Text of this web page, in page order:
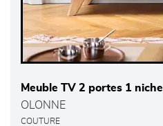
Meuble TV 2 portes 1 niche
OLONNE
COUTURE